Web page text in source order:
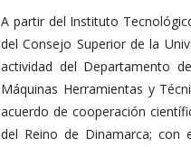
A partir del Instituto
del Consejo Superior de la
actividad del Departamento
Máquinas Herramientas y
acuerdo de cooperación
del Reino de Dinamarca; con